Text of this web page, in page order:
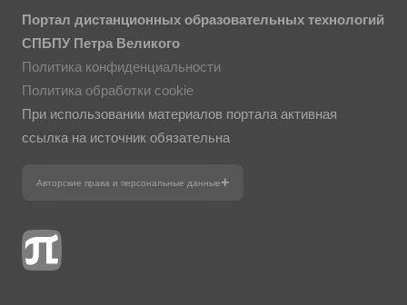
Портал дистанционных образовательных технологий
СПБПУ Петра Великого
Политика конфиденциальности
Политика обработки cookie
При использовании материалов портала активная
ссылка на источник обязательна
Авторские права и персональные данные
Фотографии размещены с согласия
о персональных данных. Согласно
гражданина», все фотоматериалы